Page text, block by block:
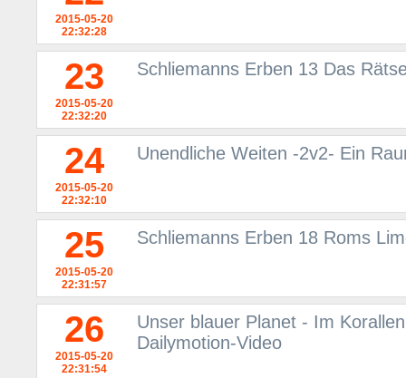
2015-05-20
22:32:28
23
2015-05-20
22:32:20
Schliemanns Erben 13 Das
24
2015-05-20
22:32:10
Unendliche Weiten -2v2- Ein
25
2015-05-20
22:31:57
Schliemanns Erben 18 Roms
26
2015-05-20
22:31:54
Unser blauer Planet - Im
Dailymotion-Video